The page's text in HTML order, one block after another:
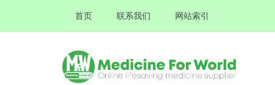
首页 联系我们 网站索引